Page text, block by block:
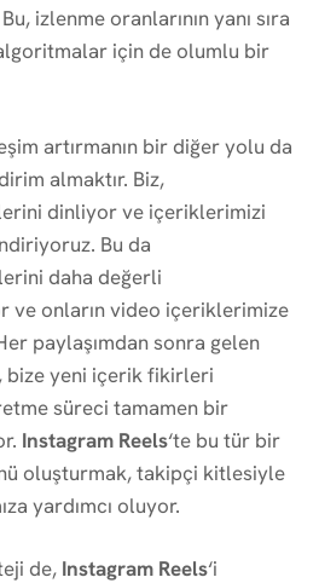
izlenme oranlarının yanı sıra
için de olumlu bir
artırmanın bir diğer yolu da
almaktır. Biz,
dinliyor ve içeriklerimizi
Bu da
daha değerli
ve onların video içeriklerimize
paylaşımdan sonra gelen
bize yeni içerik fikirleri
süreci tamamen bir
Instagram Reels‘te bu tür bir
oluşturmak, takipçi kitlesiyle
yardımcı oluyor.
de, Instagram Reels‘i